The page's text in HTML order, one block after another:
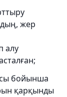
жер
алу
бойынша
қарқынды